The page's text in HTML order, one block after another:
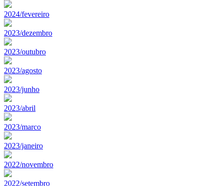
2024/fevereiro
2023/dezembro
2023/outubro
2023/agosto
2023/junho
2023/abril
2023/marco
2023/janeiro
2022/novembro
2022/setembro